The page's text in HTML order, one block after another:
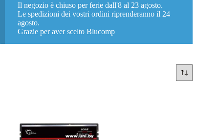
Il negozio è chiuso per ferie dall'8 al 23 agosto.
Le spedizioni dei vostri ordini riprenderanno il 24
agosto.
Grazie per aver scelto Blucomp